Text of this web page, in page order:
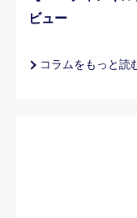
ビュー
コラムをもっと読